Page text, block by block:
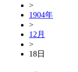
>
1904年
>
12月
>
18日